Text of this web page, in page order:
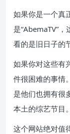
如果你是一个真
是“AbemaTV”
看的是旧日子的
如果你对这些有
件很困难的事情
是他们也拥有很
本土的综艺节目。
这个网站绝对值